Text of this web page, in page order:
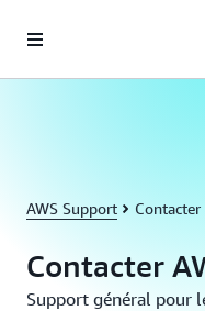
AWS Support Contacter
Contacter
Support général pour